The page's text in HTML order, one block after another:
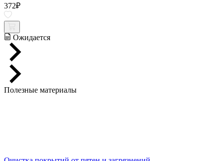
372₽
Ожидается
Полезные материалы